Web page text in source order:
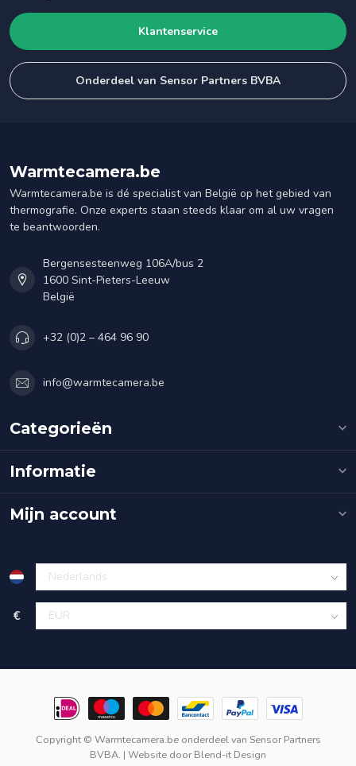
Klantenservice
Onderdeel van Sensor Partners BVBA
Warmtecamera.be
Warmtecamera.be is dé specialist van België op het gebied van
thermografie. Onze experts staan steeds klaar om al uw vragen
te beantwoorden.
Bergensesteenweg 106A/bus 2
1600 Sint-Pieters-Leeuw
België
+32 (0)2 – 464 96 90
info@warmtecamera.be
Categorieën
Informatie
Mijn account
€
Copyright © Warmtecamera.be onderdeel van Sensor Partners
BVBA. | Website doorBlend-it Design